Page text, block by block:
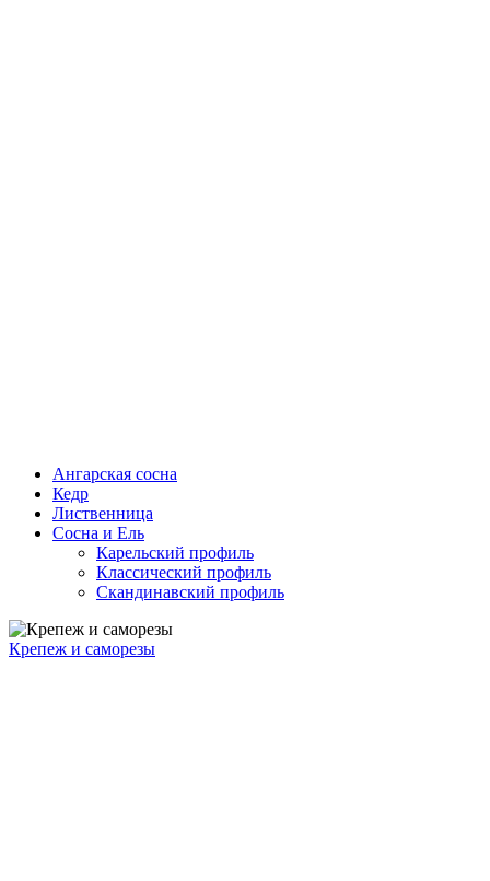
Ангарская сосна
Кедр
Лиственница
Сосна и Ель
Карельский профиль
Классический профиль
Скандинавский профиль
Крепеж и саморезы